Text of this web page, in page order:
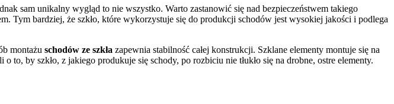
sam unikalny wygląd to nie wszystko. Warto zastanowić się nad bezpieczeństwem takiego
Tym bardziej, że szkło, które wykorzystuje się do produkcji schodów jest wysokiej jakości i podlega
montażu schodów ze szkła zapewnia stabilność całej konstrukcji. Szklane elementy montuje się na
by szkło, z jakiego produkuje się schody, po rozbiciu nie tłukło się na drobne, ostre elementy.